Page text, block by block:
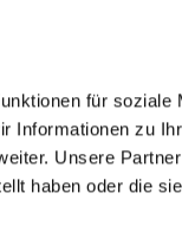
für soziale
Informationen zu
Unsere
haben oder die